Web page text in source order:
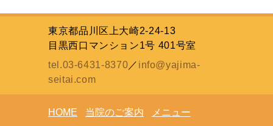
東京都品川区上大崎2-24-13
目黒西口マンション1号 401号室
tel.03-6431-8370／ info@yajima-
seitai.com
HOME 当院のご案内 メニュー